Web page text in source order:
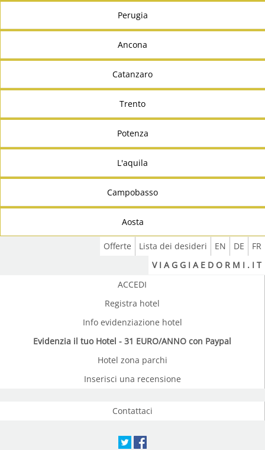
Perugia
Ancona
Catanzaro
Trento
Potenza
L'aquila
Campobasso
Aosta
FR
DE
EN
Lista dei desideri
Offerte
V I A G G I A E D O R M I . I T
ACCEDI
Registra hotel
Info evidenziazione hotel
Evidenzia il tuo Hotel - 31 EURO/ANNO con Paypal
Hotel zona parchi
Inserisci una recensione
Contattaci